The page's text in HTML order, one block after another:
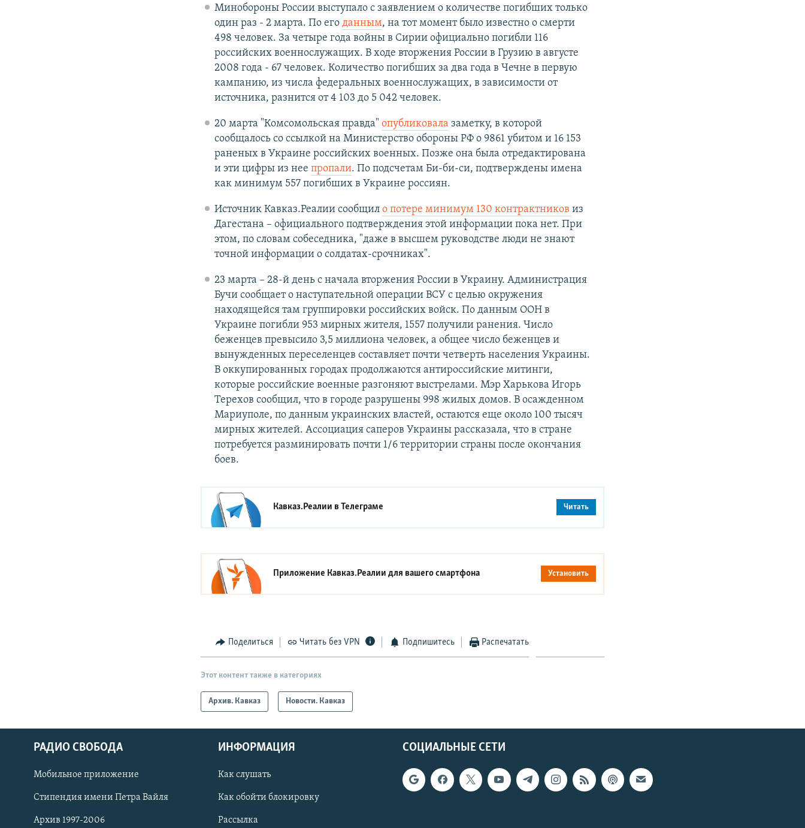
СОЦИАЛЬНЫЕ СЕТИ
Минобороны России выступало с заявлением о количестве погибших только
один раз - 2 марта. По его данным, на тот момент было известно о смерти
498 человек. За четыре года войны в Сирии официально погибли 116
российских военнослужащих. В ходе вторжения России в Грузию в августе
2008 года - 67 человек. Количество погибших за два года в Чечне в первую
кампанию, из числа федеральных военнослужащих, в зависимости от
источника, разнится от 4 103 до 5 042 человек.
20 марта "Комсомольская правда" опубликовала заметку, в которой
сообщалось со ссылкой на Министерство обороны РФ о 9861 убитом и 16 153
раненых в Украине российских военных. Позже она была отредактирована
и эти цифры из нее пропали. По подсчетам Би-би-си, подтверждены имена
как минимум 557 погибших в Украине россиян.
Источник Кавказ.Реалии сообщил о потере минимум 130 контрактников из
Дагестана – официального подтверждения этой информации пока нет. При
этом, по словам собеседника, "даже в высшем руководстве люди не знают
точной информации о солдатах-срочниках".
23 марта – 28-й день с начала вторжения России в Украину. Администрация
Бучи сообщает о наступательной операции ВСУ с целью окружения
находящейся там группировки российских войск. По данным ООН в
Украине погибли 953 мирных жителя, 1557 получили ранения. Число
беженцев превысило 3,5 миллиона человек, а общее число беженцев и
вынужденных переселенцев составляет почти четверть населения Украины.
В оккупированных городах продолжаются антироссийские митинги,
которые российские военные разгоняют выстрелами. Мэр Харькова Игорь
Терехов сообщил, что в городе разрушены 998 жилых домов. В осажденном
Мариуполе, по данным украинских властей, остаются еще около 100 тысяч
мирных жителей. Ассоциация саперов Украины рассказала, что в стране
потребуется разминировать почти 1/6 территории страны после окончания
боев.
Кавказ.Реалии вТелеграме Читать
Приложение Кавказ.Реалии для вашего смартфона Установить
Поделиться Читать без VPN Подпишитесь Распечатать
Этот контент также в категориях
Архив. Кавказ Новости. Кавказ
СОЦИАЛЬНЫЕ СЕТИ
РАДИО СВОБОДА
Мобильное приложение
Стипендия имени Петра Вайля
Архив 1997-2006
ИНФОРМАЦИЯ
Как слушать
Как обойти блокировку
Рассылка